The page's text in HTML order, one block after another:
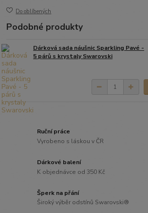
Do oblíbených
Podobné produkty
Dárková sada náušnic Sparkling Pavé -
5 párů s krystaly Swarovski
Ruční práce
Vyrobeno s láskou v ČR
Dárkové balení
K objednávce od 350 Kč
Šperk na přání
Široký výběr odstínů Swarovski®